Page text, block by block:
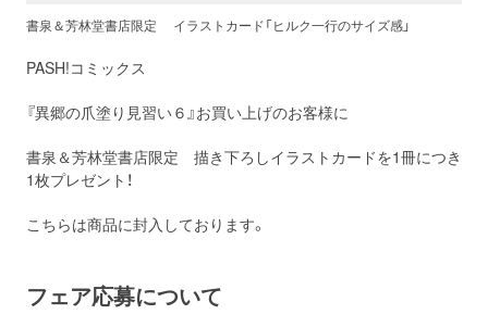
書泉＆芳林堂書店限定 イラストカード「ヒルク一行のサイズ感」
PASH!コミックス
『異郷の爪塗り見習い６』お買い上げのお客様に
書泉＆芳林堂書店限定 描き下ろしイラストカードを1冊につき
1枚プレゼント！
こちらは商品に封入しております。
フェア応募について